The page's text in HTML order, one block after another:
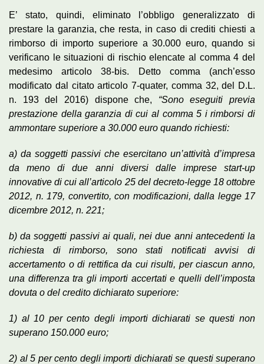
E’ stato, quindi, eliminato l’obbligo generalizzato di
prestare la garanzia, che resta, in caso di crediti chiesti a
rimborso di importo superiore a 30.000 euro, quando si
verificano le situazioni di rischio elencate al comma 4 del
medesimo articolo 38-bis. Detto comma (anch’esso
modificato dal citato articolo 7-quater, comma 32, del D.L.
n. 193 del 2016) dispone che, “Sono eseguiti previa
prestazione della garanzia di cui al comma 5 i rimborsi di
ammontare superiore a 30.000 euro quando richiesti:
a) da soggetti passivi che esercitano un’attività d’impresa
da meno di due anni diversi dalle imprese start-up
innovative di cui all’articolo 25 del decreto-legge 18 ottobre
2012, n. 179, convertito, con modificazioni, dalla legge 17
dicembre 2012, n. 221;
b) da soggetti passivi ai quali, nei due anni antecedenti la
richiesta di rimborso, sono stati notificati avvisi di
accertamento o di rettifica da cui risulti, per ciascun anno,
una differenza tra gli importi accertati e quelli dell’imposta
dovuta o del credito dichiarato superiore:
1) al 10 per cento degli importi dichiarati se questi non
superano 150.000 euro;
2) al 5 per cento degli importi dichiarati se questi superano